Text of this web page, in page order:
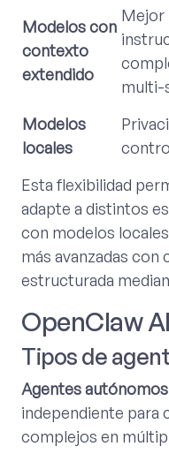
Modelos con
contexto
extendido
Mejor
multi-
Modelos
locales
Esta flexibilidad
adapte a distintos
con modelos
más avanzadas con
estructurada
OpenClaw
Tipos de
Agentes
independiente para
complejos en